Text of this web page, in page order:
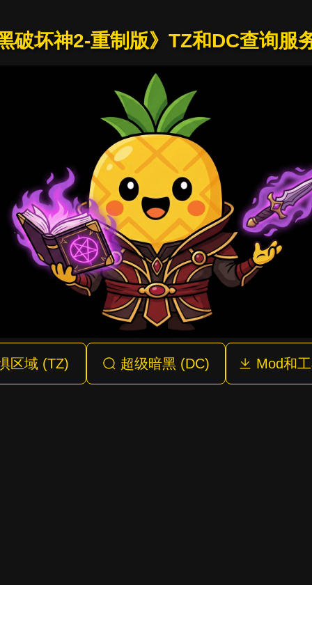
破坏神2-重制版》TZ和DC查询服
区域 (TZ) 超级暗黑 (DC) Mod和